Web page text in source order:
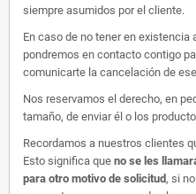
siempre asumidos por el cliente.
En caso de no tener en existencia
pondremos en contacto contigo
comunicarte la cancelación de
Nos reservamos el derecho, en
tamaño, de enviar él o los
Recordamos a nuestros clientes
Esto significa que no se les
para otro motivo de solicitud, si